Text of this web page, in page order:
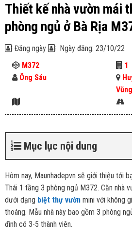
Thiết kế nhà vườn mái
phòng ngủ ở Bà Rịa
Đăng ngày Ngày đăng: 23/10/22
M372
1
Ông Sáu
Mục lục nội dung
Hôm nay, Maunhadepvn sẽ giới thiệu tới
Thái 1 tầng 3 phòng ngủ M372. Căn nhà
dưới dạng biệt thự vườnmini với không
thoáng. Mẫu nhà này bao gồm 3 phòng
đình có 3-5 thành viên.